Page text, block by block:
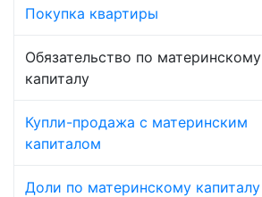
Покупка квартиры
Обязательство по материнскому
капиталу
Купли-продажа с материнским
капиталом
Доли по материнскому капиталу